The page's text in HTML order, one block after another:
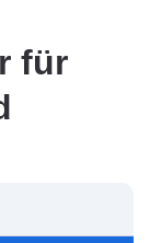
für